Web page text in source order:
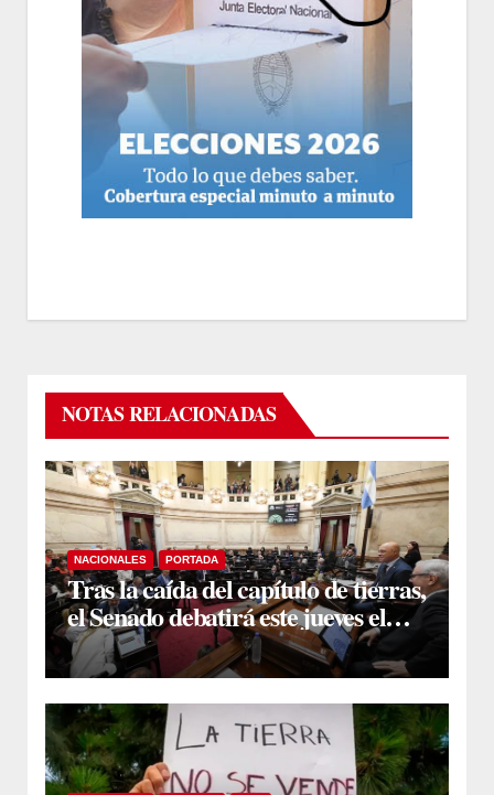
NOTAS RELACIONADAS
NACIONALES PORTADA
Tras la caída del capítulo de tierras,
el Senado debatirá este jueves el
proyecto sobre propiedad privada